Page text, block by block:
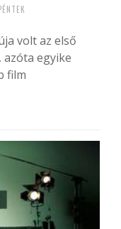
volt az első
egyike
film